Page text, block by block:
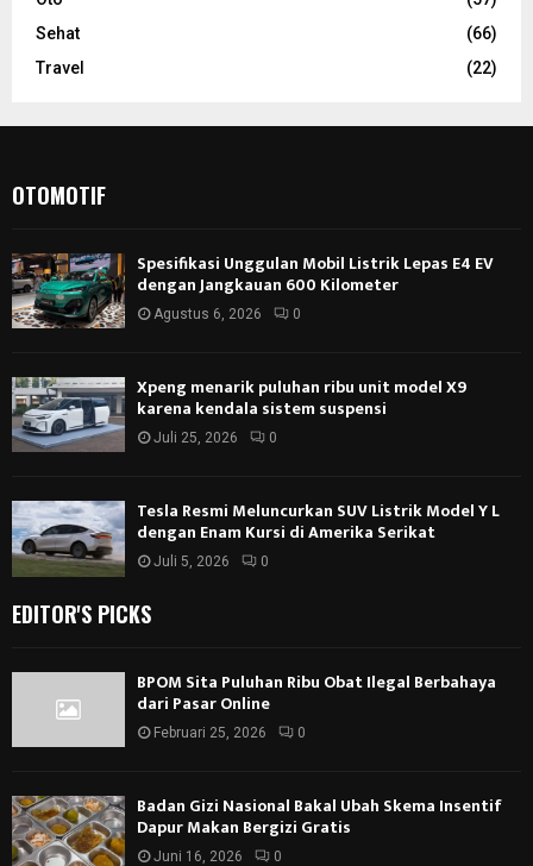
Sehat
(66)
Travel
(22)
OTOMOTIF
Spesifikasi Unggulan Mobil Listrik Lepas E4 EV
dengan Jangkauan 600 Kilometer
Agustus 6, 2026 0
Xpeng menarik puluhan ribu unit model X9
karena kendala sistem suspensi
Juli 25, 2026 0
Tesla Resmi Meluncurkan SUV Listrik Model Y L
dengan Enam Kursi di Amerika Serikat
Juli 5, 2026 0
EDITOR'S PICKS
BPOM Sita Puluhan Ribu Obat Ilegal Berbahaya
dari Pasar Online
Februari 25, 2026 0
Badan Gizi Nasional Bakal Ubah Skema Insentif
Dapur Makan Bergizi Gratis
Juni 16, 2026 0